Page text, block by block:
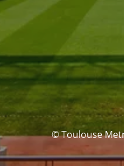
© Toulouse